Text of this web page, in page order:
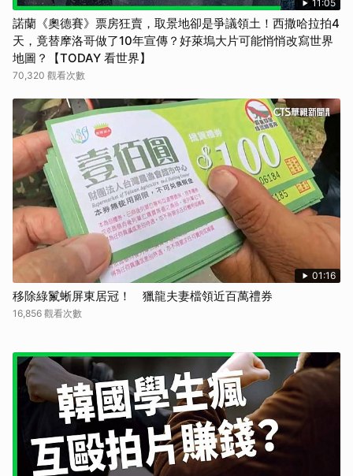
元，趁著超商優惠期間，民眾精打細算，可以讓萬元的價值 衝到最高。
《👉加入民視新聞Line好友，重點新聞不漏接👈》
11:05
諾蘭《奧德賽》票房狂賣，取景地卻是爭議領土！西撒哈拉拍4
天，竟替摩洛哥做了10年宣傳？好萊塢大片可能悄悄改寫世界
地圖？【TODAY 看世界】
70,320 觀看次數
01:16
移除綠鬣蜥屏東居冠！ 獵龍夫妻檔領近百萬禮券
16,856 觀看次數